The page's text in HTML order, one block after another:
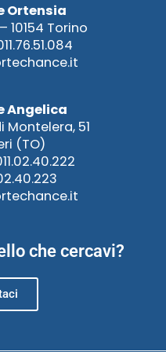
Ortensia
10154 Torino
Angelica
Montelera, 51
(TO)
che cercavi?